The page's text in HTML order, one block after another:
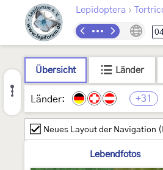
Lepidoptera ›
Übersicht Länder
Länder: +31
Neues Layout der Navigation
Lebendfotos